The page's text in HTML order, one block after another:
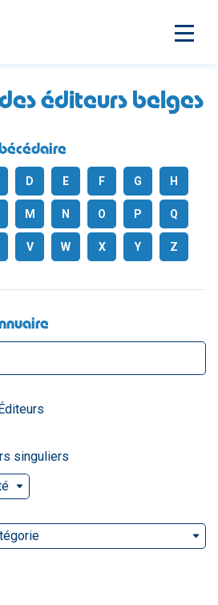
éditeurs belges
D E F G H
M N O P Q
V W X Y Z
singuliers